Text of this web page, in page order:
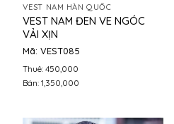
VEST NAM HÀN QUỐC
VEST NAM ĐEN VE NGÓC
VẢI XỊN
Mã: VEST085
Thuê: 450,000
Bán: 1,350,000